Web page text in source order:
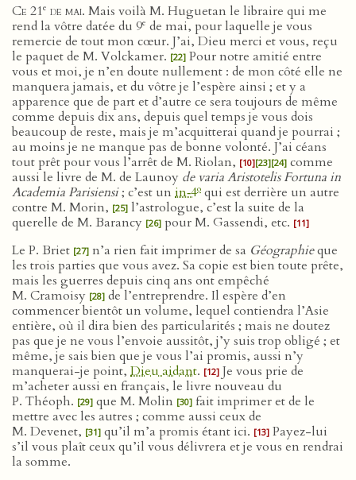
Ce 21e de mai. Mais voilà M. Huguetan le libraire qui me
rend la vôtre datée du 9e de mai, pour laquelle je vous
remercie de tout mon cœur. J’ai, Dieu merci et vous, reçu
le paquet de M. Volckamer. [22] Pour notre amitié entre
vous et moi, je n’en doute nullement : de mon côté elle ne
manquera jamais, et du vôtre je l’espère ainsi ; et y a
apparence que de part et d’autre ce sera toujours de même
comme depuis dix ans, depuis quel temps je vous dois
beaucoup de reste, mais je m’acquitterai quand je pourrai ;
au moins je ne manque pas de bonne volonté. J’ai céans
tout prêt pour vous l’arrêt de M. Riolan, [10][23][24] comme
aussi le livre de M. de Launoy de varia Aristotelis Fortuna in
Academia Parisiensi; c’est un in‑4o qui est derrière un autre
contre M. Morin, [25] l’astrologue, c’est la suite de la
querelle de M. Barancy [26] pour M. Gassendi, etc. [11]
Le P. Briet [27] n’a rien fait imprimer de sa Géographieque
les trois parties que vous avez. Sa copie est bien toute prête,
mais les guerres depuis cinq ans ont empêché
M. Cramoisy [28] de l’entreprendre. Il espère d’en
commencer bientôt un volume, lequel contiendra l’Asie
entière, où il dira bien des particularités ; mais ne doutez
pas que je ne vous l’envoie aussitôt, j’y suis trop obligé ; et
même, je sais bien que je vous l’ai promis, aussi n’y
manquerai-je point, Dieu aidant. [12] Je vous prie de
m’acheter aussi en français, le livre nouveau du
P. Théoph. [29] que M. Molin [30] fait imprimer et de le
mettre avec les autres ; comme aussi ceux de
M. Devenet, [31] qu’il m’a promis étant ici. [13] Payez-lui
s’il vous plaît ceux qu’il vous délivrera et je vous en rendrai
la somme.